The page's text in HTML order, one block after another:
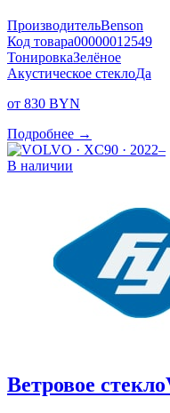
ПроизводительBenson
Код товара00000012549
ТонировкаЗелёное
Акустическое стеклоДа
от 830 BYN
Подробнее →
В наличии
Ветровое стекло